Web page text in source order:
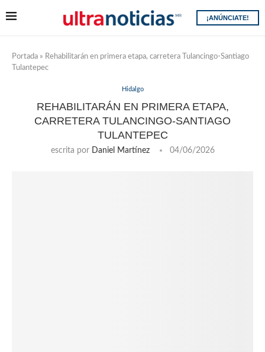
¡ANÚNCIATE!
Portada » Rehabilitarán en primera etapa, carretera Tulancingo-Santiago
Tulantepec
Hidalgo
REHABILITARÁN EN PRIMERA ETAPA,
CARRETERA TULANCINGO-SANTIAGO
TULANTEPEC
escrita por Daniel Martínez 04/06/2026